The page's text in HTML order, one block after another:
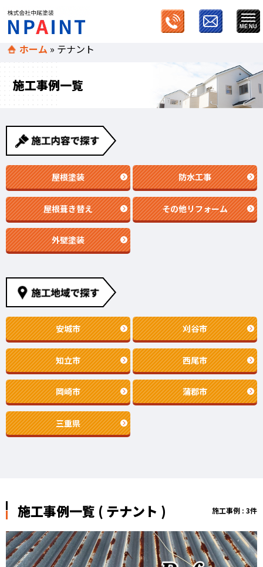
ホーム » テナント
施工事例一覧
屋根塗装 防水工事
屋根葺き替え その他リフォーム
外壁塗装
安城市 刈谷市
知立市 西尾市
岡崎市 蒲郡市
三重県
施工事例一覧 ( テナント ) 施工事例 : 3件